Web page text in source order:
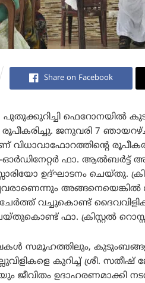
Share on Facebook
പുതുക്കുറിച്ചി ഫെറോനയിൽ
ജനുവരി 7
വിധാവാഫോറത്തിന്റെ
ഫാ. ആൽബർട്ട്
ഉദ്ഘാടനം ചെയ്തു.
വച്ചുകൊണ്ട്
ഫാ. ക്രിസ്റ്റൽ
സമൂഹത്തിലും,
കുറിച്ച് ശ്രീ.
ജീവിതം ഉദാഹരണമാക്കി